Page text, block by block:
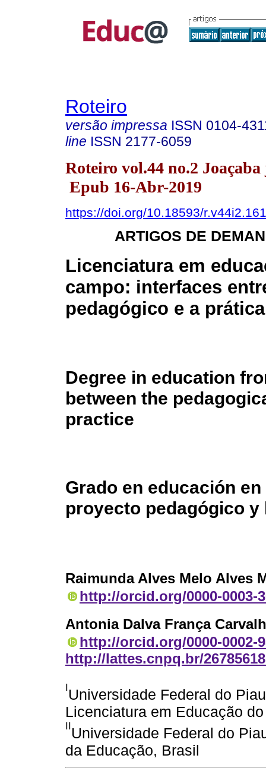
Roteiro
versão impressa ISSN 0104-
line ISSN 2177-6059
Roteiro vol.44 no.2 Joaçaba
Epub 16-Abr-2019
https://doi.org/10.18593/
ARTIGOS DE
Licenciatura em
campo: interfaces
pedagógico e a
Degree in education
between the
practice
Grado en educación
proyecto pedagógico
Raimunda Alves Melo Alves
http://orcid.org/0000-0003-
Antonia Dalva França
http://orcid.org/0000-0002-
http://lattes.cnpq.br/
IUniversidade Federal do
Licenciatura em Educação
IIUniversidade Federal do
da Educação, Brasil